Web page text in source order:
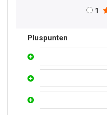
1
Pluspunten